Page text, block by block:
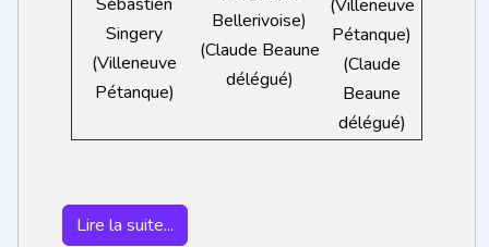
Singery
(Villeneuve
Pétanque)
Bellerivoise)
(Claude Beaune
délégué)
(Villeneuve
Pétanque)
(Claude
Beaune
délégué)
Lire la suite...